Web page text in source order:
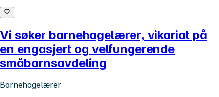
Vi søker barnehagelærer, vikariat på
en engasjert og velfungerende
småbarnsavdeling
Barnehagelærer